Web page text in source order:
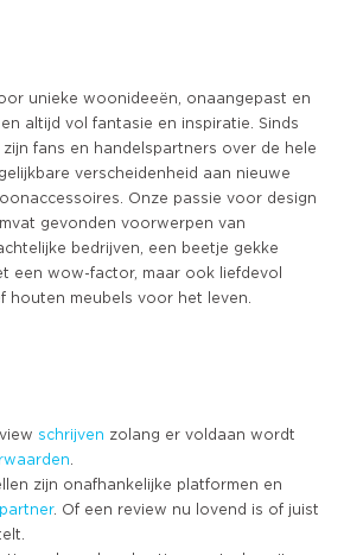
unieke woonideeën, onaangepast en
altijd vol fantasie en inspiratie. Sinds
zijn fans en handelspartners over de hele
verscheidenheid aan nieuwe
Onze passie voor design
gevonden voorwerpen van
bedrijven, een beetje gekke
een wow-factor, maar ook liefdevol
schrijven zolang er voldaan wordt
zijn onafhankelijke platformen en
. Of een review nu lovend is of juist